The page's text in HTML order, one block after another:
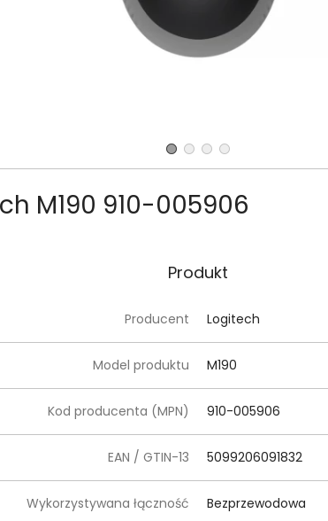
M190 910-005906
Produkt
Producent Logitech
Model produktu M190
Kod producenta (MPN) 910-005906
EAN / GTIN-13 5099206091832
Wykorzystywana łączność Bezprzewodowa